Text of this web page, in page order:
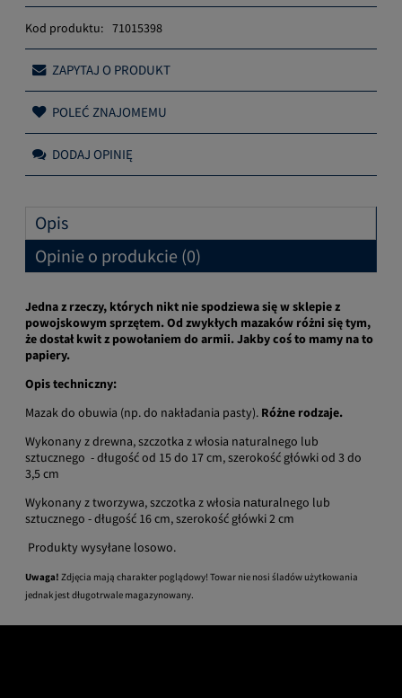
Kod produktu: 71015398
ZAPYTAJ O PRODUKT
POLEĆ ZNAJOMEMU
DODAJ OPINIĘ
Opis
Opinie o produkcie (0)
Jedna z rzeczy, których nikt nie spodziewa się w sklepie z
powojskowym sprzętem. Od zwykłych mazaków różni się tym,
że dostał kwit z powołaniem do armii. Jakby coś to mamy na to
papiery.
Opis techniczny:
Mazak do obuwia (np. do nakładania pasty). Różne rodzaje.
Wykonany z drewna, szczotka z włosia naturalnego lub
sztucznego - długość od 15 do 17 cm, szerokość główki od 3 do
3,5 cm
Wykonany z tworzywa, szczotka z włosia naturalnego lub
sztucznego - długość 16 cm, szerokość główki 2 cm
Produkty wysyłane losowo.
Uwaga! Zdjęcia mają charakter poglądowy! Towar nie nosi śladów użytkowania
jednak jest długotrwale magazynowany.